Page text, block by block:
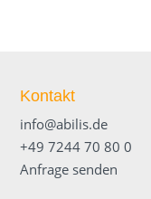
Kontakt
info@abilis.de
+49 7244 70 80 0
Anfrage senden